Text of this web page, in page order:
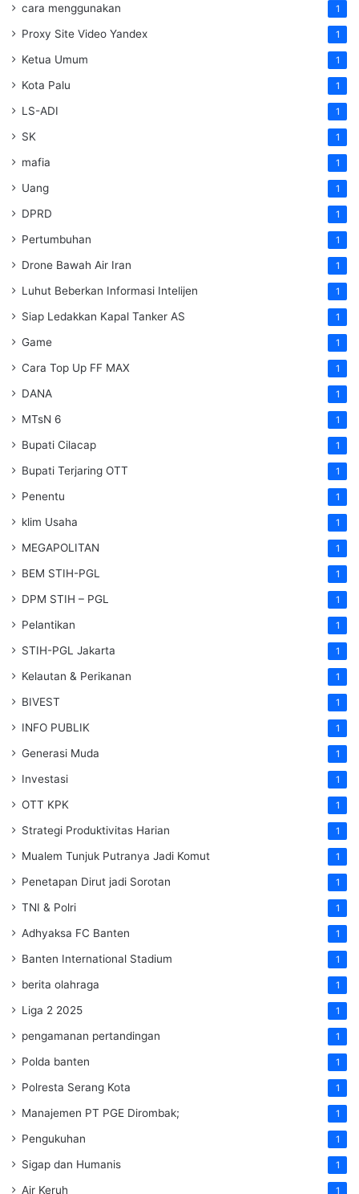
cara menggunakan 1
Proxy Site Video Yandex 1
Ketua Umum 1
Kota Palu 1
LS-ADI 1
SK 1
mafia 1
Uang 1
DPRD 1
Pertumbuhan 1
Drone Bawah Air Iran 1
Luhut Beberkan Informasi Intelijen 1
Siap Ledakkan Kapal Tanker AS 1
Game 1
Cara Top Up FF MAX 1
DANA 1
MTsN 6 1
Bupati Cilacap 1
Bupati Terjaring OTT 1
Penentu 1
klim Usaha 1
MEGAPOLITAN 1
BEM STIH-PGL 1
DPM STIH – PGL 1
Pelantikan 1
STIH-PGL Jakarta 1
Kelautan & Perikanan 1
BIVEST 1
INFO PUBLIK 1
Generasi Muda 1
Investasi 1
OTT KPK 1
Strategi Produktivitas Harian 1
Mualem Tunjuk Putranya Jadi Komut 1
Penetapan Dirut jadi Sorotan 1
TNI & Polri 1
Adhyaksa FC Banten 1
Banten International Stadium 1
berita olahraga 1
Liga 2 2025 1
pengamanan pertandingan 1
Polda banten 1
Polresta Serang Kota 1
Manajemen PT PGE Dirombak; 1
Pengukuhan 1
Sigap dan Humanis 1
Air Keruh 1